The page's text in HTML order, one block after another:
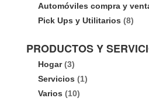
Automóviles compra y
Pick Ups y Utilitarios (8)
PRODUCTOS Y
Hogar(3)
Servicios (1)
Varios (10)